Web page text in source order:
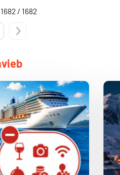
/ 1682
Predchádzajúca strana